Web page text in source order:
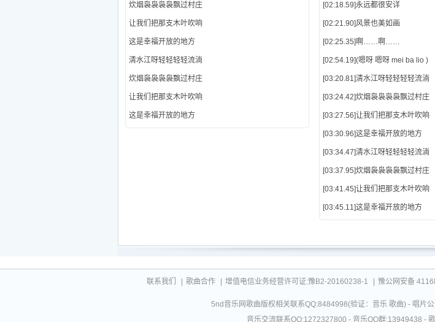
炊烟袅袅袅袅飘过村庄
让我们把那支木叶吹响
这是幸福开放的地方
清水江呀轻轻轻轻流淌
炊烟袅袅袅袅飘过村庄
让我们把那支木叶吹响
这是幸福开放的地方
[02:18.59]永远都很安详
[02:21.90]风景也美如画
[02:25.35]啊……啊……
[02:54.19](嗯呀 嗯呀 mei ba lio )
[03:20.81]清水江呀轻轻轻轻流淌
[03:24.42]炊烟袅袅袅袅飘过村庄
[03:27.56]让我们把那支木叶吹响
[03:30.96]这是幸福开放的地方
[03:34.47]清水江呀轻轻轻轻流淌
[03:37.95]炊烟袅袅袅袅飘过村庄
[03:41.45]让我们把那支木叶吹响
[03:45.11]这是幸福开放的地方
联系我们 歌曲合作 增值电信业务经营许可证:豫B2-20160238-1 豫公网安备
5nd音乐网歌曲版权相关联系QQ:8484998(验证：音乐 歌曲) - 唱片
音乐交流联系QQ:1272327800 - 音乐QQ群:13949438 -